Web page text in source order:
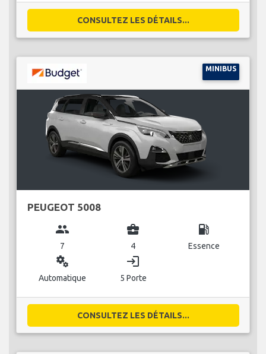
CONSULTEZ LES DÉTAILS...
MINIBUS
PEUGEOT 5008
group
7
business_center
4
local_gas_station
Essence
miscellaneous_services
Automatique
login
5 Porte
CONSULTEZ LES DÉTAILS...